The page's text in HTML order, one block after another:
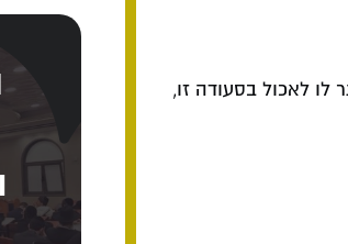
לאכול בסעודה זו,